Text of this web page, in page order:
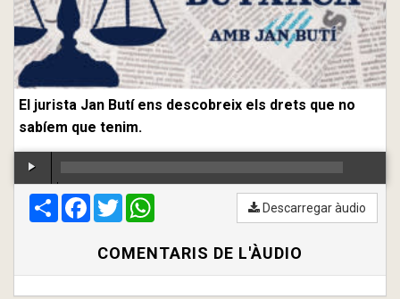
El jurista Jan Butí ens descobreix els drets que no
sabíem que tenim.
00:00/ 00:00
CompartirFacebook
Twitter Descarregar àudio
COMENTARIS DE L'ÀUDIO